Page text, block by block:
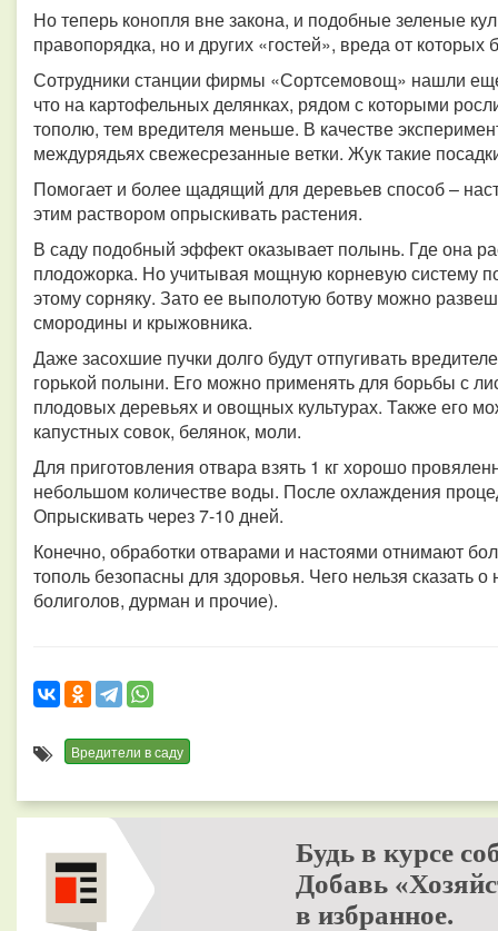
Но теперь конопля вне закона, и подобные зеленые
правопорядка, но и других «гостей», вреда от которых
Сотрудники станции фирмы «Сортсемовощ» нашли
что на картофельных делянках, рядом с которыми
тополю, тем вредителя меньше. В качестве
междурядьях свежесрезанные ветки. Жук такие
Помогает и более щадящий для деревьев способ –
этим раствором опрыскивать растения.
В саду подобный эффект оказывает полынь. Где она
плодожорка. Но учитывая мощную корневую систему
этому сорняку. Зато ее выполотую ботву можно
смородины и крыжовника.
Даже засохшие пучки долго будут отпугивать
горькой полыни. Его можно применять для борьбы с
плодовых деревьях и овощных культурах. Также его
капустных совок, белянок, моли.
Для приготовления отвара взять 1 кг хорошо
небольшом количестве воды. После охлаждения
Опрыскивать через 7-10 дней.
Конечно, обработки отварами и настоями отнимают
тополь безопасны для здоровья. Чего нельзя сказать о
болиголов, дурман и прочие).
Вредители в саду
Будь в курсе
Добавь
в избранное.